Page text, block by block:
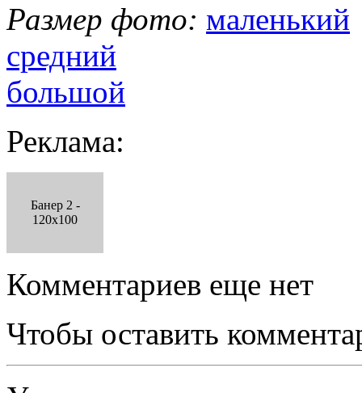
Размер фото: маленький
средний
большой
Реклама:
Банер 2 -
120x100
Комментариев еще нет
Чтобы оставить